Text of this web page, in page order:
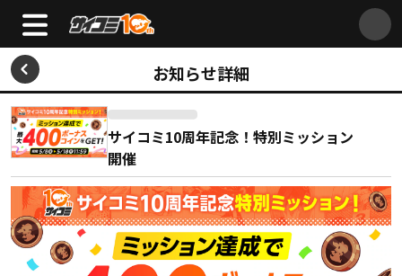
お知らせ詳細
サイコミ10周年記念！特別ミッション
開催